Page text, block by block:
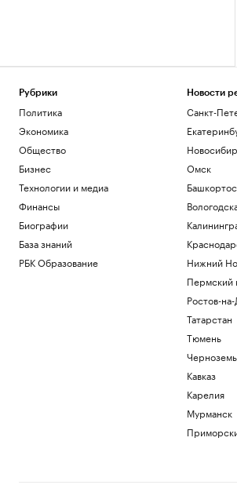
Рубрики
Политика
Экономика
Общество
Бизнес
Технологии и медиа
Финансы
Биографии
База знаний
РБК Образование
Новости
Санкт-
Омск
Нижний
Пермский
Ростов-
Татарстан
Тюмень
Кавказ
Карелия
Мурманск